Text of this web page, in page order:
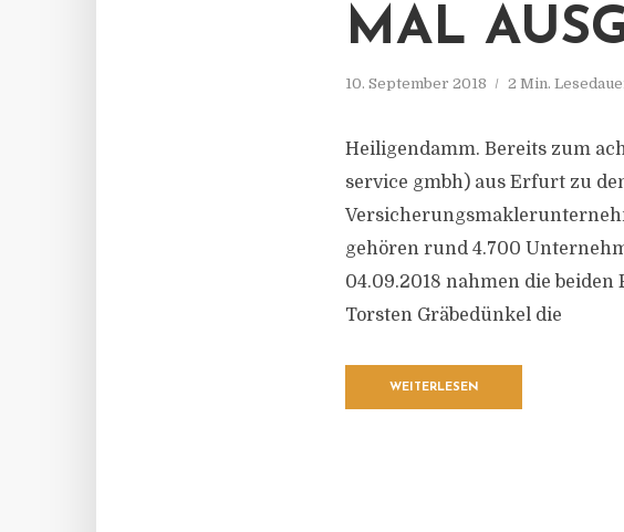
MAL
10. September 2018 2 Min.
Heiligendamm. Bereits zum
service gmbh) aus Erfurt zu
gehören rund 4.700
04.09.2018 nahmen die
Torsten Gräbedünkel die
WEITERLESEN